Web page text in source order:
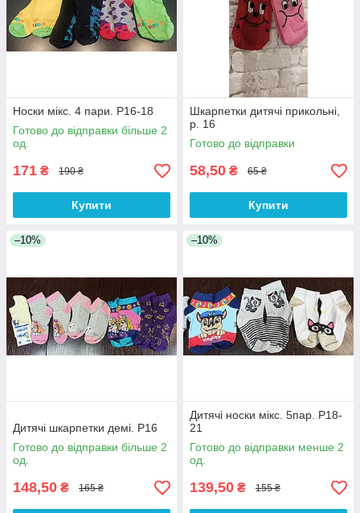
Носки мікс. 4 пари. Р16-18
Готово до відправки більше 2
од.
171 ₴ 190 ₴
Купити
Шкарпетки дитячі прикольні,
р. 16
Готово до відправки
58,50 ₴ 65 ₴
Купити
–10%
Дитячі шкарпетки демі. Р16
Готово до відправки більше 2
од.
148,50 ₴ 165 ₴
–10%
Дитячі носки мікс. 5пар. Р18-
21
Готово до відправки менше 2
од.
139,50 ₴ 155 ₴